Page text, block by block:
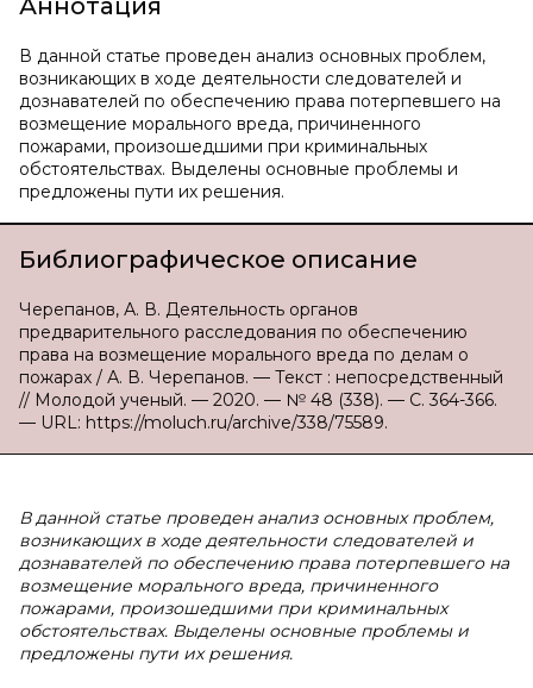
Аннотация
В данной статье проведен анализ основных проблем,
возникающих в ходе деятельности следователей и
дознавателей по обеспечению права потерпевшего на
возмещение морального вреда, причиненного
пожарами, произошедшими при криминальных
обстоятельствах. Выделены основные проблемы и
предложены пути их решения.
Библиографическое описание
Черепанов, А. В. Деятельность органов
предварительного расследования по обеспечению
права на возмещение морального вреда по делам о
пожарах / А. В. Черепанов. — Текст : непосредственный
// Молодой ученый. — 2020. — № 48 (338). — С. 364-366.
— URL: https://moluch.ru/archive/338/75589.
В данной статье проведен анализ основных проблем,
возникающих в ходе деятельности следователей и
дознавателей по обеспечению права потерпевшего на
возмещение морального вреда, причиненного
пожарами, произошедшими при криминальных
обстоятельствах. Выделены основные проблемы и
предложены пути их решения.